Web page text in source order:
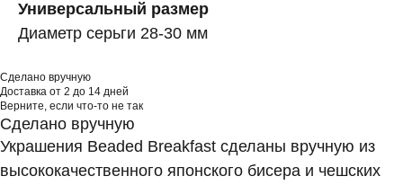
Универсальный размер
Диаметр серьги 28-30 мм
Сделано вручную
Доставка от 2 до 14 дней
Верните, если что-то не так
Сделано вручную
Украшения Beaded Breakfast сделаны вручную из
высококачественного японского бисера и чешских